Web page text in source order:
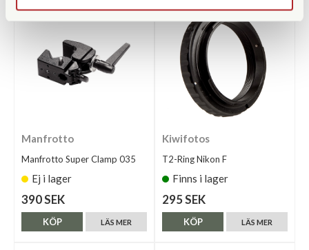
Manfrotto
Manfrotto Super Clamp 035
Ej i lager
390 SEK
LÄS MER
KÖP
Kiwifotos
T2-Ring Nikon F
Finns i lager
295 SEK
LÄS MER
KÖP